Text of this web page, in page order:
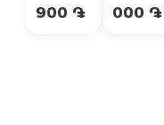
900 ֏
000 ֏